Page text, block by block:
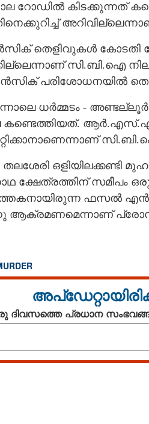
റോഡിൽ കിടക്കുന്നത്
തെളിവുകൾ കോടതി
സി.ബി.ഐ
പരിശോധനയിൽ
ധർമ്മടം -
ഒളിയിലക്കണ്ടി
ക്ഷേത്രത്തിന് സമീപം
ഫസൽ
ആക്രമണമെന്നാണ്
ദിവസത്തെ പ്രധാന